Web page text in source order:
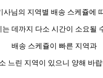
사님의 지역별 배송 스케쥴에
는 데까지 다소 시간이 소요될
배송 스케쥴이 빠른 지역과
느린 지역이 있으니 양해 바랍